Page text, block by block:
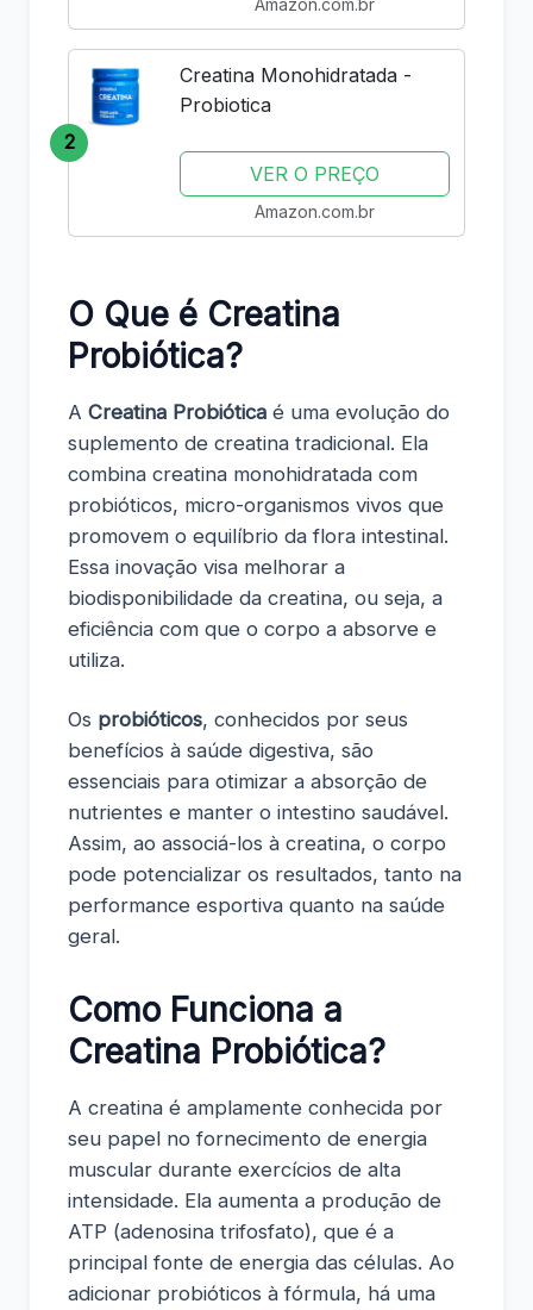
2
Creatina Monohidratada -
Probiotica
VER O PREÇO
Amazon.com.br
O Que é Creatina
Probiótica?
A Creatina Probiótica é uma evolução do
suplemento de creatina tradicional. Ela
combina creatina monohidratada com
probióticos, micro-organismos vivos que
promovem o equilíbrio da flora intestinal.
Essa inovação visa melhorar a
biodisponibilidade da creatina, ou seja, a
eficiência com que o corpo a absorve e
utiliza.
Os probióticos, conhecidos por seus
benefícios à saúde digestiva, são
essenciais para otimizar a absorção de
nutrientes e manter o intestino saudável.
Assim, ao associá-los à creatina, o corpo
pode potencializar os resultados, tanto na
performance esportiva quanto na saúde
geral.
Como Funciona a
Creatina Probiótica?
A creatina é amplamente conhecida por
seu papel no fornecimento de energia
muscular durante exercícios de alta
intensidade. Ela aumenta a produção de
ATP (adenosina trifosfato), que é a
principal fonte de energia das células. Ao
adicionar probióticos à fórmula, há uma